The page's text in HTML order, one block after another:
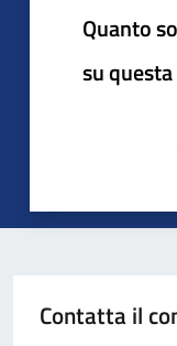
Quanto
su
Contatta il